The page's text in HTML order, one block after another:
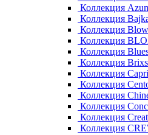
Коллекция
Коллекция
Коллекция
Коллекция
Коллекция
Коллекция
Коллекция Capri
Коллекция
Коллекция
Коллекция
Коллекция
Коллекция